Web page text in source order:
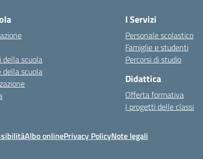
della scuola
della scuola
I Servizi
Personale scolastico
Famiglie e studenti
Percorsi di studio
Didattica
Offerta formativa
I progetti delle classi
Albo onlinePrivacy PolicyNote legali